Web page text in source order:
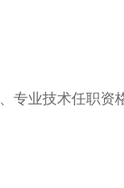
专业技术任职资